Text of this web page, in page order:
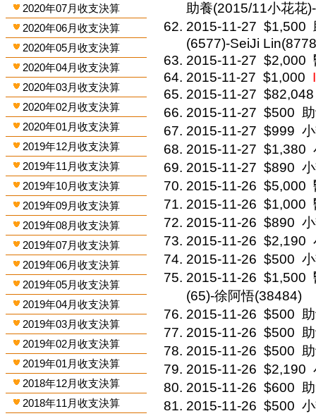
2020年07月收支決算
2020年06月收支決算
2020年05月收支決算
2020年04月收支決算
2020年03月收支決算
2020年02月收支決算
2020年01月收支決算
2019年12月收支決算
2019年11月收支決算
2019年10月收支決算
2019年09月收支決算
2019年08月收支決算
2019年07月收支決算
2019年06月收支決算
2019年05月收支決算
2019年04月收支決算
2019年03月收支決算
2019年02月收支決算
2019年01月收支決算
2018年12月收支決算
2018年11月收支決算
助養(2015/11小花花
2015-11-27 $1,500
(6577)-SeiJi
2015-11-27 $2,000
2015-11-27 $1,000
2015-11-27 $82,048
2015-11-27 $500
2015-11-27 $999
2015-11-27 $1,380
2015-11-27 $890
2015-11-26 $5,000
2015-11-26 $1,000
2015-11-26 $890
2015-11-26 $2,190
2015-11-26 $500
2015-11-26 $1,500
(65)-徐阿悟(38484)
2015-11-26 $500
2015-11-26 $500
2015-11-26 $500
2015-11-26 $2,190
2015-11-26 $600
2015-11-26 $500